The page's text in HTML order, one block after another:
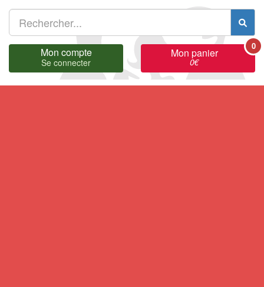
Mon compte
Se connecter
Mon panier
0€
0